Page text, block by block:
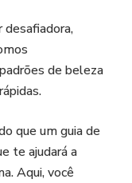
de beleza
que um guia de
te ajudará a
Aqui, você